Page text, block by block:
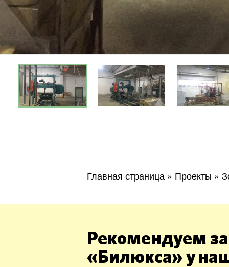
Главная страница » Проекты »
Рекомендуем
«Билюкса» у